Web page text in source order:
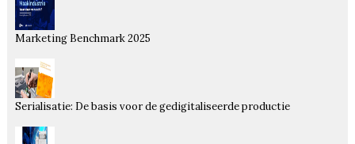
Marketing Benchmark 2025
Serialisatie: De basis voor de gedigitaliseerde productie